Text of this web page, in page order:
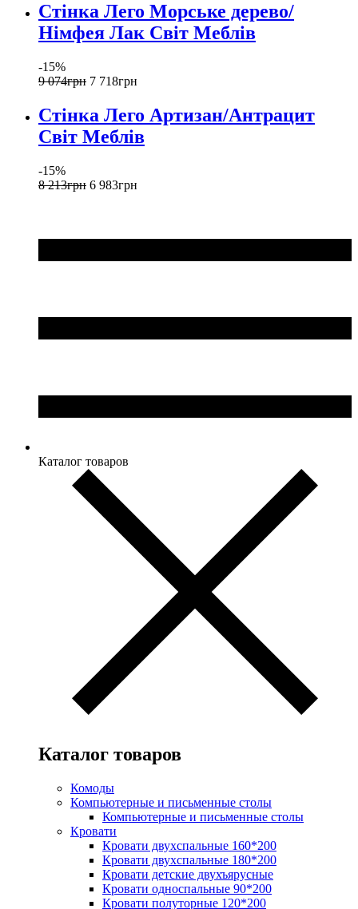
Стінка Лего Морське дерево/
Німфея Лак Світ Меблів
-15%
9 074грн 7 718грн
Стінка Лего Артизан/Антрацит
Світ Меблів
-15%
8 213грн 6 983грн
Каталог товаров
Каталог товаров
Комоды
Компьютерные и письменные столы
Компьютерные и письменные столы
Кровати
Кровати двухспальные 160*200
Кровати двухспальные 180*200
Кровати детские двухъярусные
Кровати односпальные 90*200
Кровати полуторные 120*200